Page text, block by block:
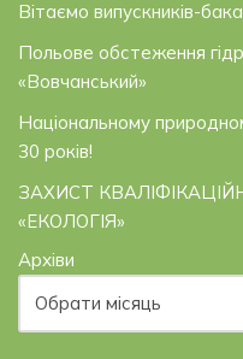
Вітаємо випускників-
Польове обстеження
«Вовчанський»
Національному
30 років!
ЗАХИСТ
«ЕКОЛОГІЯ»
Архіви